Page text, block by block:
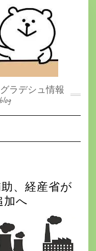
ラデシュ情報
Navigation
、経産省が
加へ